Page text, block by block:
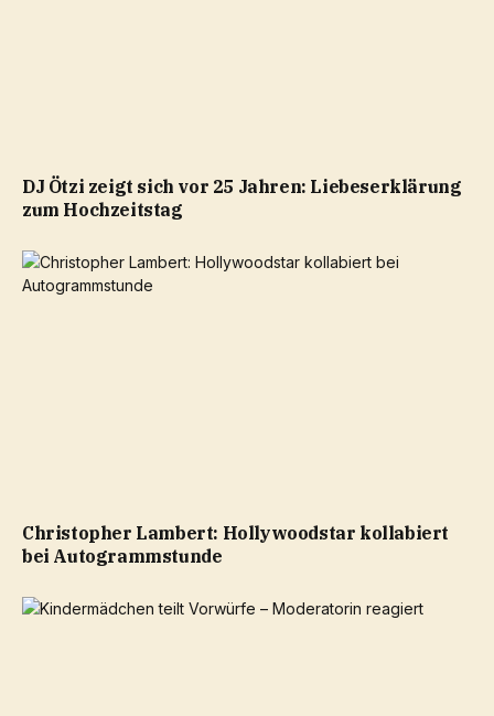
DJ Ötzi zeigt sich vor 25 Jahren: Liebeserklärung
zum Hochzeitstag
Christopher Lambert: Hollywoodstar kollabiert
bei Autogrammstunde